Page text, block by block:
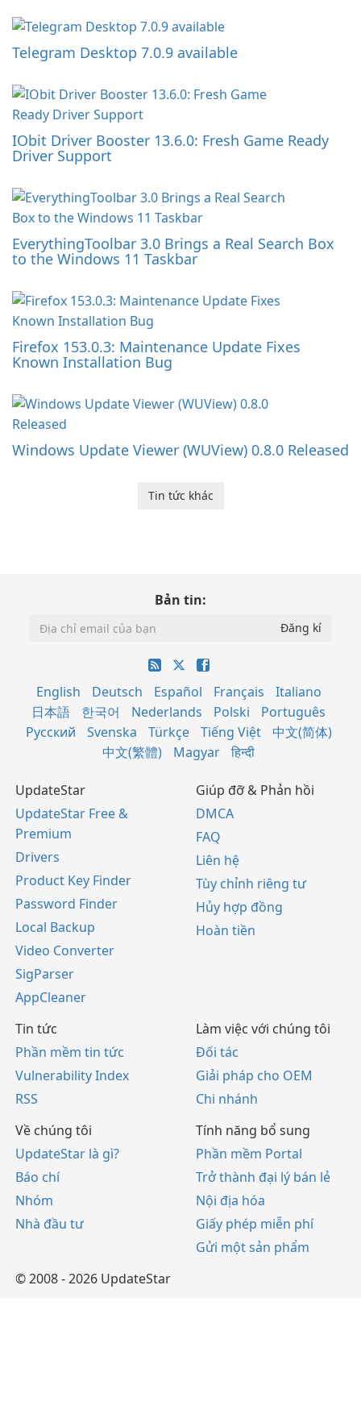
Telegram Desktop 7.0.9 available
IObit Driver Booster 13.6.0: Fresh Game Ready
Driver Support
EverythingToolbar 3.0 Brings a Real Search Box
to the Windows 11 Taskbar
Firefox 153.0.3: Maintenance Update Fixes
Known Installation Bug
Windows Update Viewer (WUView) 0.8.0 Released
Tin tức khác
Bản tin:
English Deutsch Español Français
Italiano
日本語
한국어 Nederlands Polski
Português
Русский
Svenska Türkçe Tiếng Việt
中文(简体)
中文(繁體)
Magyar हिन्दी
UpdateStar
UpdateStar Free &
Premium
Drivers
Product Key Finder
Password Finder
Local Backup
Video Converter
SigParser
AppCleaner
Giúp đỡ & Phản hồi
DMCA
FAQ
Liên hệ
Tùy chỉnh riêng tư
Hủy hợp đồng
Hoàn tiền
Tin tức
Phần mềm tin tức
Vulnerability Index
RSS
Làm việc với chúng tôi
Đối tác
Giải pháp cho OEM
Chi nhánh
Về chúng tôi
UpdateStar là gì?
Báo chí
Nhóm
Nhà đầu tư
Tính năng bổ sung
Phần mềm Portal
Trở thành đại lý bán lẻ
Nội địa hóa
Giấy phép miễn phí
Gửi một sản phẩm
© 2008 - 2026 UpdateStar